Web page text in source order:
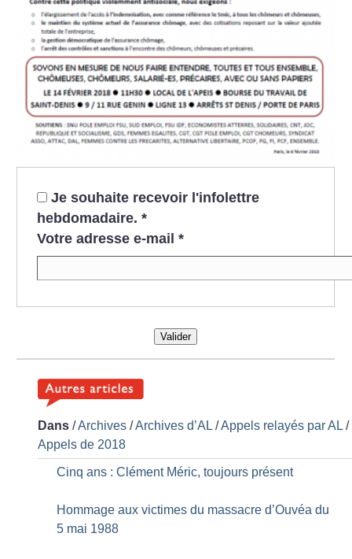
Je souhaite recevoir l'infolettre
hebdomadaire. *
Votre adresse e-mail *
Valider
Dans /Archives /Archives d’AL/Appels relayés par AL/
Appels de 2018
Cinq ans : Clément Méric, toujours présent
Hommage aux victimes du massacre d’Ouvéa du
5 mai 1988